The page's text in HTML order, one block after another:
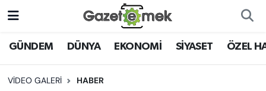
GÜNDEM DÜNYA EKONOMİ SİYASET ÖZEL
VIDEO GALERI HABER
DÜNYA
EKONOMİ
Nöbetçi Eczaneler
Hava Durumu